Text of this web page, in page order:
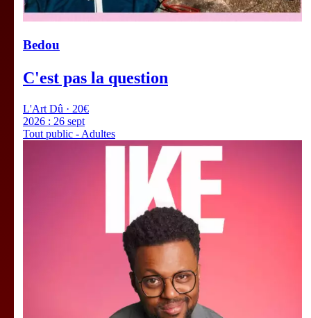
Bedou
C'est pas la question
L'Art Dû · 20€
2026 : 26 sept
Tout public - Adultes